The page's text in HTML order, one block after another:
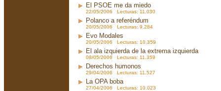
El PSOE me da miedo
22/05/2006 Lecturas: 11.030
Polanco a referéndum
20/05/2006 Lecturas: 9.284
Evo Modales
20/05/2006 Lecturas: 10.359
El ala izquierda de la extrema izquierda
08/05/2006 Lecturas: 11.359
Derechos humonos
29/04/2006 Lecturas: 11.527
La OPA boba
27/04/2006 Lecturas: 10.023